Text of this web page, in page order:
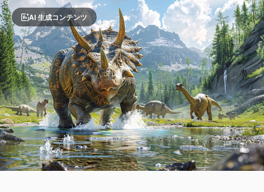
AI 生成コンテンツ